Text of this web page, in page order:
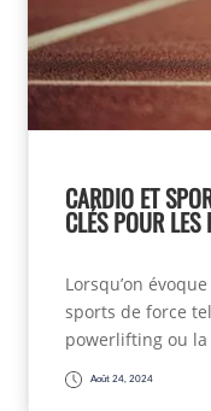
CARDIO ET
CLÉS POUR LES
Lorsqu’on
sports de force
powerlifting ou
Août 24, 2024